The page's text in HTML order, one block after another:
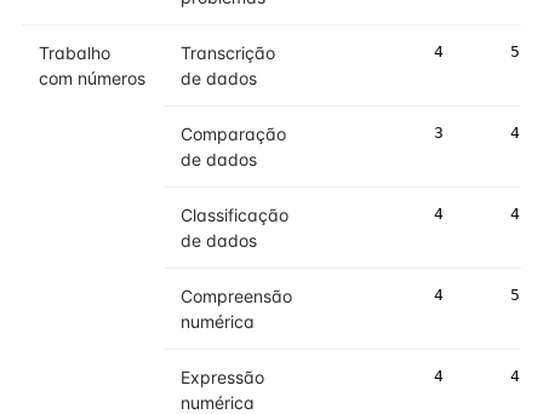
Trabalho
com números
Transcrição
de dados
4 5
Comparação
de dados
3 4
Classificação
de dados
4 4
Compreensão
numérica
4 5
Expressão
numérica
4 4